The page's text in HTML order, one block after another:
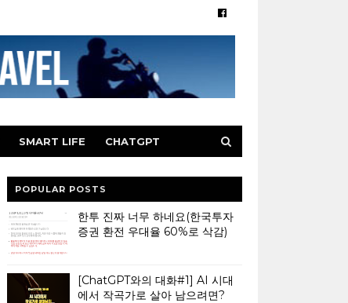
SMART LIFE CHATGPT
POPULAR POSTS
한투 진짜 너무 하네요(한국투자
증권 환전 우대율 60%로 삭감)
[ChatGPT와의 대화#1] AI 시대
에서 작곡가로 살아 남으려면?